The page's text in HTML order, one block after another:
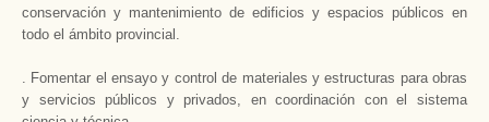
conservación y mantenimiento de edificios y espacios públicos en
todo el ámbito provincial.
. Fomentar el ensayo y control de materiales y estructuras para obras
y servicios públicos y privados, en coordinación con el sistema